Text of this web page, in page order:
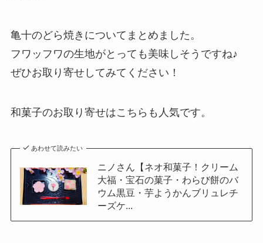
亀十のどら焼きについてまとめました。
フワッフワの生地がとっても美味しそうですね♪
ぜひお取り寄せしてみてください！
和菓子のお取り寄せはこちらも人気です。
あわせて読みたい
ニノさん【ネオ和菓子！クリーム
大福・宝石の菓子・わらび餅のバ
ウム黒豆・芋ようかんブリュレチ
ーズケ...